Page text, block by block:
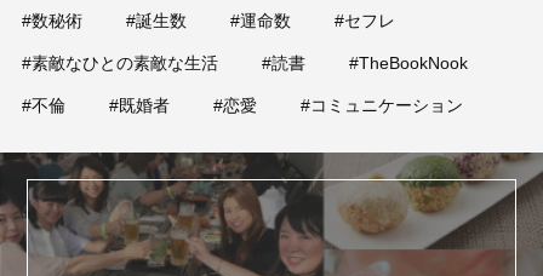
#数秘術 #誕生数 #運命数 #セフレ
#素敵なひとの素敵な生活 #読書 #TheBookNook
#不倫 #既婚者 #恋愛 #コミュニケーション